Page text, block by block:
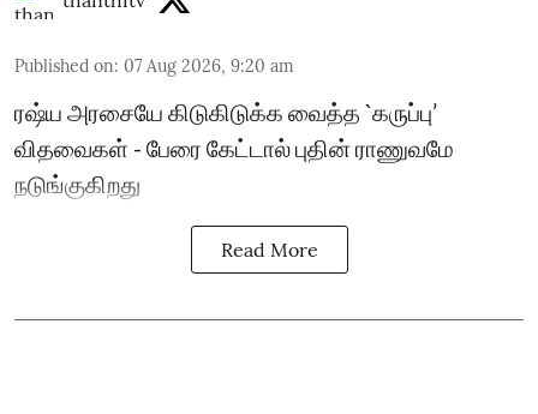
Published on: 07 Aug 2026, 9:20 am
ரஷ்ய அரசையே கிடுகிடுக்க வைத்த `கருப்பு’
விதவைகள் - பேரை கேட்டால் புதின் ராணுவமே
நடுங்குகிறது
Read More